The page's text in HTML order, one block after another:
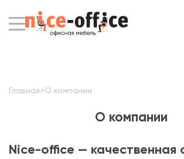
Главная>О компании
О компании
Nice-office — качественная